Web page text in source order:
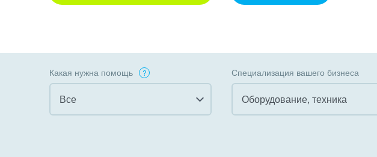
Какая нужна помощь
Все
Специализация вашего бизнеса
Оборудование, техника